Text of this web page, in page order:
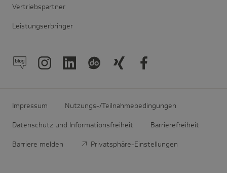
Vertriebspartner
Leistungserbringer
Impressum Nutzungs-/Teilnahmebedingungen
Datenschutz und Informationsfreiheit Barrierefreiheit
Barriere melden Privatsphäre-Einstellungen